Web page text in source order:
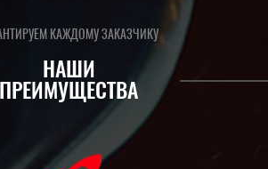
КАЖДОМУ ЗАКАЗЧИКУ
НАШИ
ПРЕИМУЩЕСТВА